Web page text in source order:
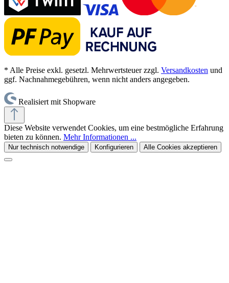
* Alle Preise exkl. gesetzl. Mehrwertsteuer zzgl. Versandkosten und
ggf. Nachnahmegebühren, wenn nicht anders angegeben.
Realisiert mit Shopware
Diese Website verwendet Cookies, um eine bestmögliche Erfahrung
bieten zu können. Mehr Informationen ...
Nur technisch notwendige Konfigurieren Alle Cookies akzeptieren